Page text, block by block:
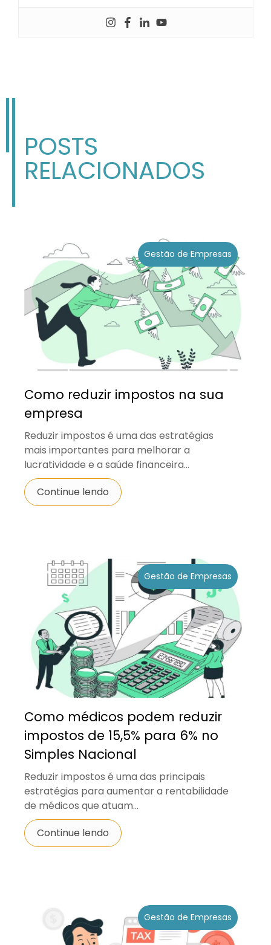
POSTS
RELACIONADOS
Gestão de Empresas
Como reduzir impostos na sua
empresa
Reduzir impostos é uma das estratégias
mais importantes para melhorar a
lucratividade e a saúde financeira...
Continue lendo
Gestão de Empresas
Como médicos podem reduzir
impostos de 15,5% para 6% no
Simples Nacional
Reduzir impostos é uma das principais
estratégias para aumentar a rentabilidade
de médicos que atuam...
Continue lendo
Gestão de Empresas